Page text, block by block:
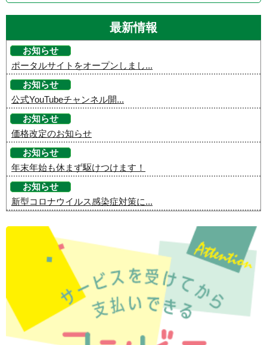
最新情報
お知らせ
ポータルサイトをオープンしまし...
お知らせ
公式YouTubeチャンネル開...
お知らせ
価格改定のお知らせ
お知らせ
年末年始も休まず駆けつけます！
お知らせ
新型コロナウイルス感染症対策に...